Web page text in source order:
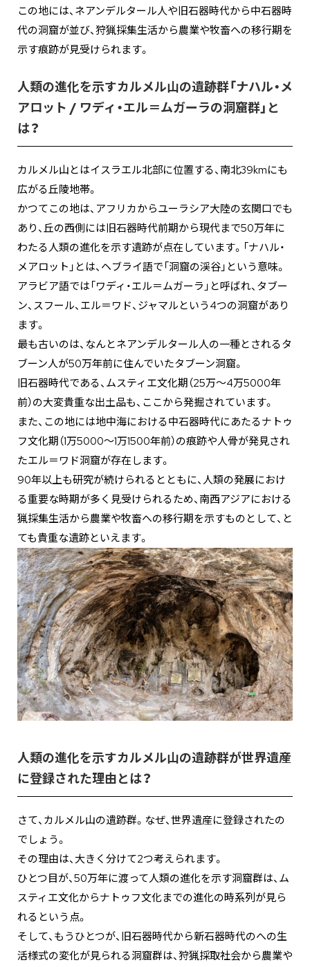
この地には、ネアンデルタール人や旧石器時代から中石器時
代の洞窟が並び、狩猟採集生活から農業や牧畜への移行期を
示す痕跡が見受けられます。
人類の進化を示すカルメル山の遺跡群「ナハル・メ
アロット / ワディ・エル＝ムガーラの洞窟群」と
は？
カルメル山とはイスラエル北部に位置する、南北39kmにも
広がる丘陵地帯。
かつてこの地は、アフリカからユーラシア大陸の玄関口でも
あり、丘の西側には旧石器時代前期から現代まで50万年に
わたる人類の進化を示す遺跡が点在しています。「ナハル・
メアロット」とは、ヘブライ語で「洞窟の渓谷」という意味。
アラビア語では「ワディ・エル＝ムガーラ」と呼ばれ、タブー
ン、スフール、エル＝ワド、ジャマルという4つの洞窟があり
ます。
最も古いのは、なんとネアンデルタール人の一種とされるタ
ブーン人が50万年前に住んでいたタブーン洞窟。
旧石器時代である、ムスティエ文化期（25万〜4万5000年
前）の大変貴重な出土品も、ここから発掘されています。
また、この地には地中海における中石器時代にあたるナトゥ
フ文化期（1万5000〜1万1500年前）の痕跡や人骨が発見され
たエル＝ワド洞窟が存在します。
90年以上も研究が続けられるとともに、人類の発展におけ
る重要な時期が多く見受けられるため、南西アジアにおける
猟採集生活から農業や牧畜への移行期を示すものとして、と
ても貴重な遺跡といえます。
人類の進化を示すカルメル山の遺跡群が世界遺産
に登録された理由とは？
さて、カルメル山の遺跡群。なぜ、世界遺産に登録されたの
でしょう。
その理由は、大きく分けて2つ考えられます。
ひとつ目が、50万年に渡って人類の進化を示す洞窟群は、ム
スティエ文化からナトゥフ文化までの進化の時系列が見ら
れるという点。
そして、もうひとつが、旧石器時代から新石器時代のへの生
活様式の変化が見られる洞窟群は、狩猟採取社会から農業や